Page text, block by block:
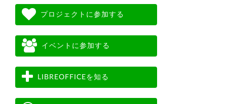
プロジェクトに参加する
イベントに参加する
LIBREOFFICEを知る